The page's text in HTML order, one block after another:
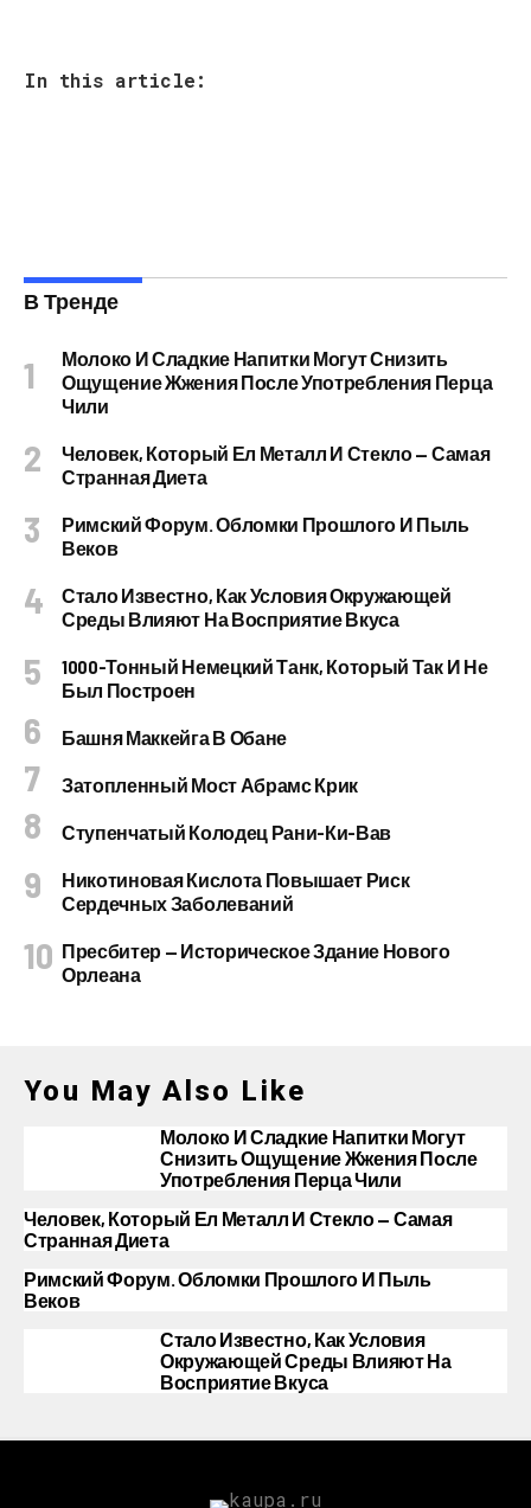
In this article:
В Тренде
Молоко И Сладкие Напитки Могут Снизить
Ощущение Жжения После Употребления Перца
Чили
Человек, Который Ел Металл И Стекло — Самая
Странная Диета
Римский Форум. Обломки Прошлого И Пыль
Веков
Стало Известно, Как Условия Окружающей
Среды Влияют На Восприятие Вкуса
1000-Тонный Немецкий Танк, Который Так И Не
Был Построен
Башня Маккейга В Обане
Затопленный Мост Абрамс Крик
Ступенчатый Колодец Рани-Ки-Вав
Никотиновая Кислота Повышает Риск
Сердечных Заболеваний
Пресбитер — Историческое Здание Нового
Орлеана
You May Also Like
Молоко И Сладкие Напитки Могут
Снизить Ощущение Жжения После
Употребления Перца Чили
Человек, Который Ел Металл И Стекло — Самая
Странная Диета
Римский Форум. Обломки Прошлого И Пыль
Веков
Стало Известно, Как Условия
Окружающей Среды Влияют На
Восприятие Вкуса